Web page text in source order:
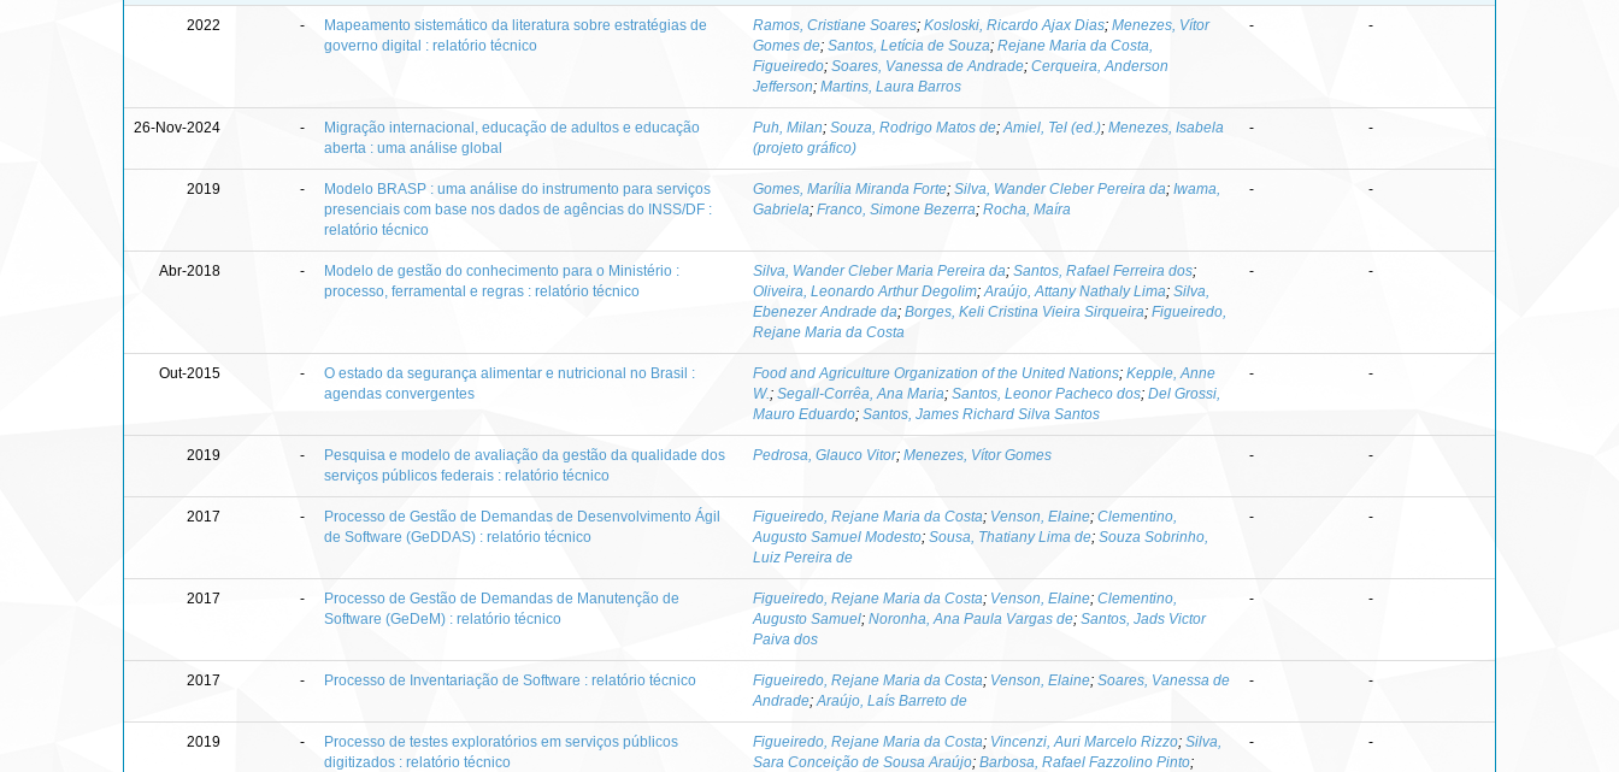
2022 -
Mapeamento sistemático da literatura sobre estratégias de
governo digital : relatório técnico
Ramos, Cristiane Soares; Kosloski, Ricardo Ajax Dias; Menezes, Vítor
Gomes de; Santos, Letícia de Souza; Rejane Maria da Costa,
Figueiredo; Soares, Vanessa de Andrade; Cerqueira, Anderson
Jefferson; Martins, Laura Barros
- -
26-Nov-2024 -
Migração internacional, educação de adultos e educação
aberta : uma análise global
Puh, Milan; Souza, Rodrigo Matos de; Amiel, Tel (ed.); Menezes, Isabela
(projeto gráfico)
- -
2019 -
Modelo BRASP : uma análise do instrumento para serviços
presenciais com base nos dados de agências do INSS/DF :
relatório técnico
Gomes, Marília Miranda Forte; Silva, Wander Cleber Pereira da; Iwama,
Gabriela; Franco, Simone Bezerra; Rocha, Maíra
- -
Abr-2018 -
Modelo de gestão do conhecimento para o Ministério :
processo, ferramental e regras : relatório técnico
Silva, Wander Cleber Maria Pereira da; Santos, Rafael Ferreira dos;
Oliveira, Leonardo Arthur Degolim; Araújo, Attany Nathaly Lima; Silva,
Ebenezer Andrade da; Borges, Keli Cristina Vieira Sirqueira; Figueiredo,
Rejane Maria da Costa
- -
Out-2015 -
O estado da segurança alimentar e nutricional no Brasil :
agendas convergentes
Food and Agriculture Organization of the United Nations; Kepple, Anne
W. ; Segall-Corrêa, Ana Maria; Santos, Leonor Pacheco dos; Del Grossi,
Mauro Eduardo; Santos, James Richard Silva Santos
- -
2019 -
Pesquisa e modelo de avaliação da gestão da qualidade dos
serviços públicos federais : relatório técnico
Pedrosa, Glauco Vitor; Menezes, Vítor Gomes - -
2017 -
Processo de Gestão de Demandas de Desenvolvimento Ágil
de Software (GeDDAS) : relatório técnico
Figueiredo, Rejane Maria da Costa; Venson, Elaine; Clementino,
Augusto Samuel Modesto; Sousa, Thatiany Lima de; Souza Sobrinho,
Luiz Pereira de
- -
2017 -
Processo de Gestão de Demandas de Manutenção de
Software (GeDeM) : relatório técnico
Figueiredo, Rejane Maria da Costa; Venson, Elaine; Clementino,
Augusto Samuel; Noronha, Ana Paula Vargas de; Santos, Jads Victor
Paiva dos
- -
2017 - Processo de Inventariação de Software : relatório técnico Figueiredo, Rejane Maria da Costa; Venson, Elaine; Soares, Vanessa de
Andrade; Araújo, Laís Barreto de
- -
2019 -
Processo de testes exploratórios em serviços públicos
digitizados : relatório técnico
Figueiredo, Rejane Maria da Costa; Vincenzi, Auri Marcelo Rizzo; Silva,
Sara Conceição de Sousa Araújo; Barbosa, Rafael Fazzolino Pinto;
- -